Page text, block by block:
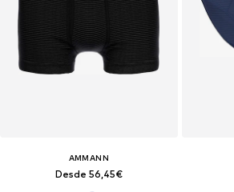
AMMANN
Desde 56,45€